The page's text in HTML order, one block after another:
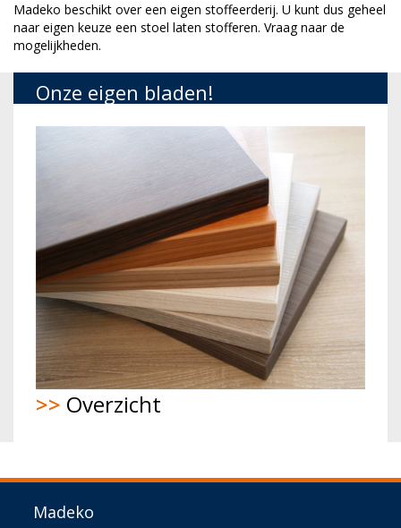
Madeko beschikt over een eigen stoffeerderij. U kunt dus geheel
naar eigen keuze een stoel laten stofferen. Vraag naar de
mogelijkheden.
Onze eigen bladen!
>> Overzicht
Madeko